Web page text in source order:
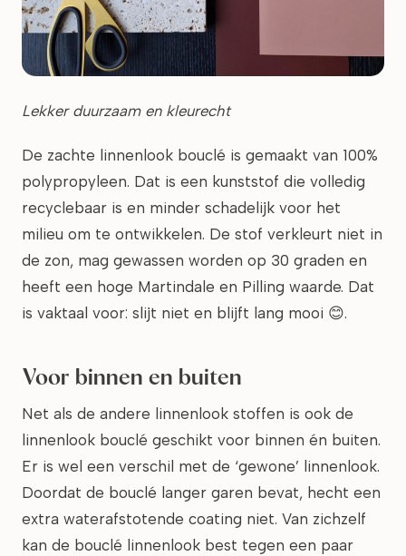
Lekker duurzaam en kleurecht
De zachte linnenlook bouclé is gemaakt van 100%
polypropyleen. Dat is een kunststof die volledig
recyclebaar is en minder schadelijk voor het
milieu om te ontwikkelen. De stof verkleurt niet in
de zon, mag gewassen worden op 30 graden en
heeft een hoge Martindale en Pilling waarde. Dat
is vaktaal voor: slijt niet en blijft lang mooi 😊.
Voor binnen en buiten
Net als de andere linnenlook stoffen is ook de
linnenlook bouclé geschikt voor binnen én buiten.
Er is wel een verschil met de ‘gewone’ linnenlook.
Doordat de bouclé langer garen bevat, hecht een
extra waterafstotende coating niet. Van zichzelf
kan de bouclé linnenlook best tegen een paar